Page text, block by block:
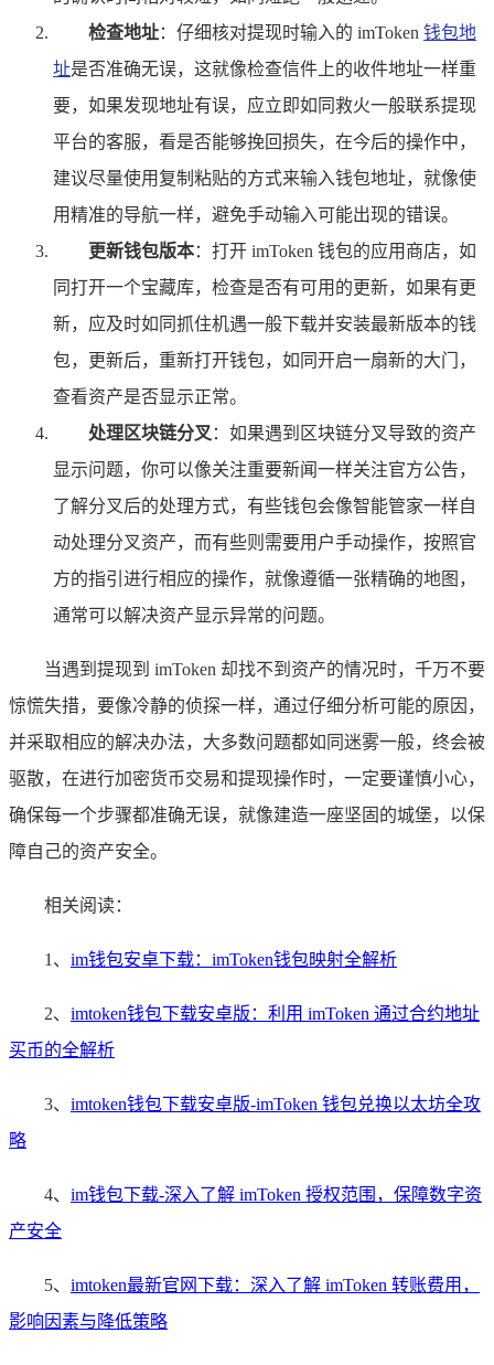
检查地址：仔细核对提现时输入的 imToken 钱包地
址是否准确无误，这就像检查信件上的收件地址一样重
要，如果发现地址有误，应立即如同救火一般联系提现
平台的客服，看是否能够挽回损失，在今后的操作中，
建议尽量使用复制粘贴的方式来输入钱包地址，就像使
用精准的导航一样，避免手动输入可能出现的错误。
更新钱包版本：打开 imToken 钱包的应用商店，如
同打开一个宝藏库，检查是否有可用的更新，如果有更
新，应及时如同抓住机遇一般下载并安装最新版本的钱
包，更新后，重新打开钱包，如同开启一扇新的大门，
查看资产是否显示正常。
处理区块链分叉 ：如果遇到区块链分叉导致的资产
显示问题，你可以像关注重要新闻一样关注官方公告，
了解分叉后的处理方式，有些钱包会像智能管家一样自
动处理分叉资产，而有些则需要用户手动操作，按照官
方的指引进行相应的操作，就像遵循一张精确的地图，
通常可以解决资产显示异常的问题。
当遇到提现到 imToken 却找不到资产的情况时，千万不要
惊慌失措，要像冷静的侦探一样，通过仔细分析可能的原因，
并采取相应的解决办法，大多数问题都如同迷雾一般，终会被
驱散，在进行加密货币交易和提现操作时，一定要谨慎小心，
确保每一个步骤都准确无误，就像建造一座坚固的城堡，以保
障自己的资产安全。
相关阅读：
1、 im钱包安卓下载：imToken钱包映射全解析
2、 imtoken钱包下载安卓版：利用 imToken 通过合约地址
买币的全解析
3、 imtoken钱包下载安卓版-imToken 钱包兑换以太坊全攻
略
4、 im钱包下载-深入了解 imToken 授权范围，保障数字资
产安全
5、 imtoken最新官网下载：深入了解 imToken 转账费用，
影响因素与降低策略